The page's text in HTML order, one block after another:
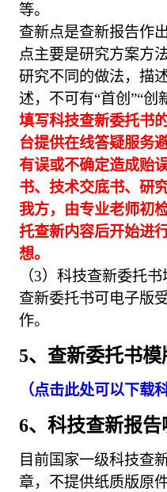
等。
查新点是查新报告作
点主要是研究方案方
研究不同的做法，描
述，不可有“首创”“创
填写科技查新委托书
台提供在线答疑服务
有误或不确定造成贻
书、技术交底书、研
我方，由专业老师初
托查新内容后开始进
想。
（3）科技查新委托
查新委托书可电子版
作。
5、查新委托书模
（点击此处可以下载
6、科技查新报告
目前国家一级科技查
章，不提供纸质版原